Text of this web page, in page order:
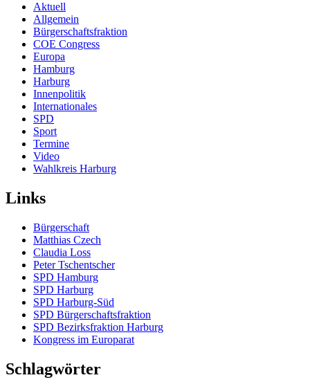
Aktuell
Allgemein
Bürgerschaftsfraktion
COE Congress
Europa
Hamburg
Harburg
Innenpolitik
Internationales
SPD
Sport
Termine
Video
Wahlkreis Harburg
Links
Bürgerschaft
Matthias Czech
Claudia Loss
Peter Tschentscher
SPD Hamburg
SPD Harburg
SPD Harburg-Süd
SPD Bürgerschaftsfraktion
SPD Bezirksfraktion Harburg
Kongress im Europarat
Schlagwörter